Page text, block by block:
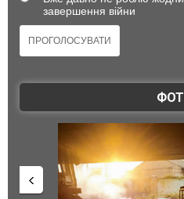
завершення війни